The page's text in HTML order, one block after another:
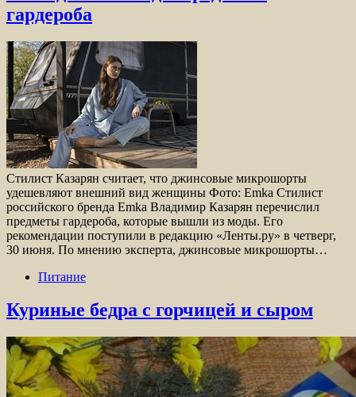
гардероба
Стилист Казарян считает, что джинсовые микрошорты
удешевляют внешний вид женщины Фото: Emka Стилист
российского бренда Emka Владимир Казарян перечислил
предметы гардероба, которые вышли из моды. Его
рекомендации поступили в редакцию «Ленты.ру» в четверг,
30 июня. По мнению эксперта, джинсовые микрошорты…
Питание
Куриные бедра с горчицей и сыром